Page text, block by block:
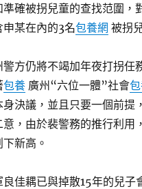
準確被拐兒童的查找范圍，
申某在內的3名包養網 被拐
警方仍將不竭加年夜打拐任
包養廣州“六位一體”社會
身決議，並且只要一個前提
意，由於裴警務的推行利用
下新高。
良佳耦已與掉散15年的兒子